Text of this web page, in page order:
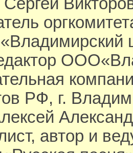
РФ, г.
автор и